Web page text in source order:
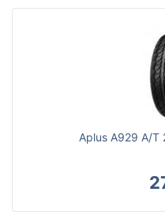
Aplus A929 A/T